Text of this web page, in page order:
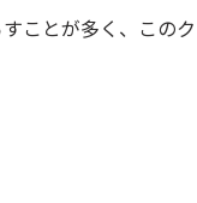
ことが多く、このク